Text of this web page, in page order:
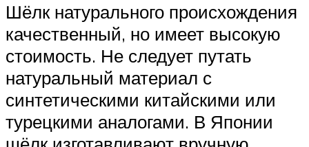
Шёлк натурального происхождения
качественный, но имеет высокую
стоимость. Не следует путать
натуральный материал с
синтетическими китайскими или
турецкими аналогами. В Японии